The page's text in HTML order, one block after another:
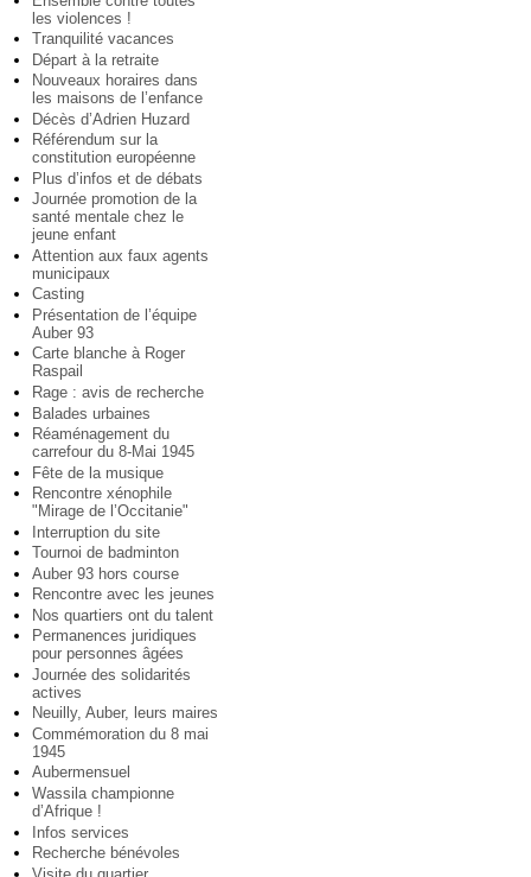
les violences !
Tranquilité vacances
Départ à la retraite
Nouveaux horaires dans
les maisons de l’enfance
Décès d’Adrien Huzard
Référendum sur la
constitution européenne
Plus d’infos et de débats
Journée promotion de la
santé mentale chez le
jeune enfant
Attention aux faux agents
municipaux
Casting
Présentation de l’équipe
Auber 93
Carte blanche à Roger
Raspail
Rage : avis de recherche
Balades urbaines
Réaménagement du
carrefour du 8-Mai 1945
Fête de la musique
Rencontre xénophile
"Mirage de l’Occitanie"
Interruption du site
Tournoi de badminton
Auber 93 hors course
Rencontre avec les jeunes
Nos quartiers ont du talent
Permanences juridiques
pour personnes âgées
Journée des solidarités
actives
Neuilly, Auber, leurs maires
Commémoration du 8 mai
1945
Aubermensuel
Wassila championne
d’Afrique !
Infos services
Recherche bénévoles